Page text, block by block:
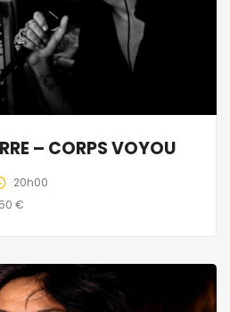
– CORPS VOYOU
20h00
€